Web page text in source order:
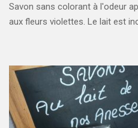
Savon sans colorant à l'odeur
aux fleurs violettes. Le lait est